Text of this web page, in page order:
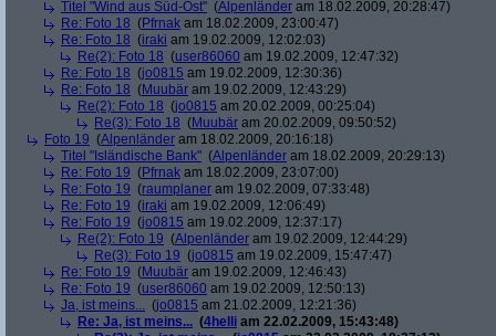
Titel "Wind aus Süd-Ost" (Alpenländer am 18.02.2009, 20:28:47)
Re: Foto 18 (Pfrnak am 18.02.2009, 23:00:47)
Re: Foto 18 (iraki am 19.02.2009, 12:02:03)
Re(2): Foto 18 (user86060 am 19.02.2009, 12:47:32)
Re: Foto 18 (jo0815 am 19.02.2009, 12:30:36)
Re: Foto 18 (Muubär am 19.02.2009, 12:43:29)
Re(2): Foto 18 (jo0815 am 20.02.2009, 00:25:04)
Re(3): Foto 18 (Muubär am 20.02.2009, 09:50:52)
Foto 19 (Alpenländer am 18.02.2009, 20:16:18)
Titel "Isländische Bank" (Alpenländer am 18.02.2009, 20:29:13)
Re: Foto 19 (Pfrnak am 18.02.2009, 23:07:00)
Re: Foto 19 (raumplaner am 19.02.2009, 07:33:48)
Re: Foto 19 (iraki am 19.02.2009, 12:06:49)
Re: Foto 19 (jo0815 am 19.02.2009, 12:37:17)
Re(2): Foto 19 (Alpenländer am 19.02.2009, 12:44:29)
Re(3): Foto 19 (jo0815 am 19.02.2009, 15:47:47)
Re: Foto 19 (Muubär am 19.02.2009, 12:46:43)
Re: Foto 19 (user86060 am 19.02.2009, 12:50:13)
Ja, ist meins... (jo0815 am 21.02.2009, 12:21:36)
Re: Ja, ist meins... (4helli am 22.02.2009, 15:43:48)